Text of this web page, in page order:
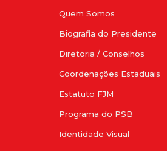
Quem Somos
Biografia do Presidente
Diretoria / Conselhos
Coordenações Estaduais
Estatuto FJM
Programa do PSB
Identidade Visual